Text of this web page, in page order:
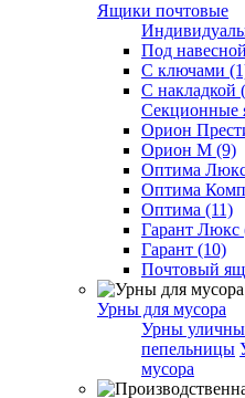
Ящики почтовые
Под
С ключами
С накладкой
Секционные
Орион
Орион М (9)
Оптима
Оптима
Оптима (11)
Гарант Люкс
Гарант (10)
Почтовый
Урны для мусора
Урны
пепельницы
мусора